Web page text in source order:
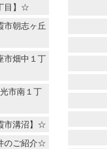
目】☆
市朝志ヶ丘
市畑中１丁
市南１丁
市溝沼】☆
のご紹介☆